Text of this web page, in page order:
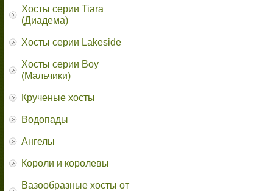
Хосты серии Tiara
(Диадема)
Хосты серии Lakeside
Хосты серии Boy
(Мальчики)
Крученые хосты
Водопады
Ангелы
Короли и королевы
Вазообразные хосты от